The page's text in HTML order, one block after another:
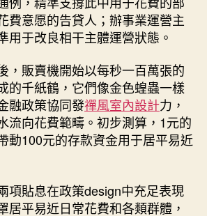
費意愿的告貸人；辦事業運營主
用于改良相干主體運營狀態。
，販賣機開始以每秒一百萬張的
的千紙鶴，它們像金色蝗蟲一樣
融政策協同發禪風室內設計力，
流向花費範疇。初步測算，1元的
動100元的存款資金用于居平易近
項貼息在政策design中充足表現
居平易近日常花費和各類群體，